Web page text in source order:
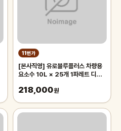
11번가
[본사직영] 유로블루플러스 차량용
요소수 10L × 25개 1파레트 디젤
218,000원